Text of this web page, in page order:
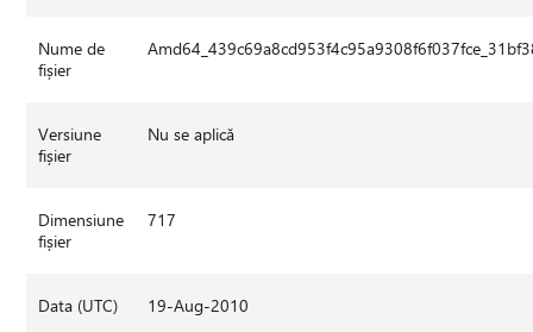
Nume de
fișier
Versiune
fișier
Nu se aplică
Dimensiune
fișier
717
Data (UTC) 19-Aug-2010